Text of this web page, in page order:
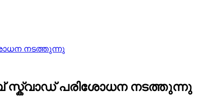
നടത്തുന്നു
സ്ക്വാഡ് പരിശോധന നടത്തുന്നു